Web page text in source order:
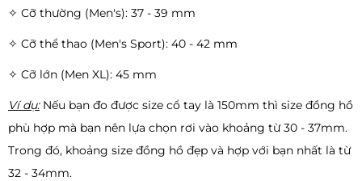
✧ Cỡ thường (Men's): 37 - 39 mm
✧ Cỡ thể thao (Men's Sport): 40 - 42 mm
✧ Cỡ lớn (Men XL): 45 mm
Ví dụ:Nếu bạn đo được size cổ tay là 150mm thì size đồng hồ
phù hợp mà bạn nên lựa chọn rơi vào khoảng từ 30 - 37mm.
Trong đó, khoảng size đồng hồ đẹp và hợp với bạn nhất là từ
32 - 34mm.